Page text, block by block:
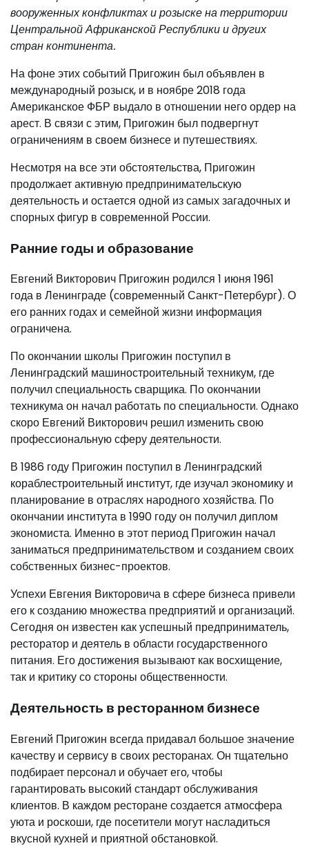
вооруженных конфликтах и розыске на территории
Центральной Африканской Республики и других
стран континента.
На фоне этих событий Пригожин был объявлен в
международный розыск, и в ноябре 2018 года
Американское ФБР выдало в отношении него ордер на
арест. В связи с этим, Пригожин был подвергнут
ограничениям в своем бизнесе и путешествиях.
Несмотря на все эти обстоятельства, Пригожин
продолжает активную предпринимательскую
деятельность и остается одной из самых загадочных и
спорных фигур в современной России.
Ранние годы и образование
Евгений Викторович Пригожин родился 1 июня 1961
года в Ленинграде (современный Санкт-Петербург). О
его ранних годах и семейной жизни информация
ограничена.
По окончании школы Пригожин поступил в
Ленинградский машиностроительный техникум, где
получил специальность сварщика. По окончании
техникума он начал работать по специальности. Однако
скоро Евгений Викторович решил изменить свою
профессиональную сферу деятельности.
В 1986 году Пригожин поступил в Ленинградский
кораблестроительный институт, где изучал экономику и
планирование в отраслях народного хозяйства. По
окончании института в 1990 году он получил диплом
экономиста. Именно в этот период Пригожин начал
заниматься предпринимательством и созданием своих
собственных бизнес-проектов.
Успехи Евгения Викторовича в сфере бизнеса привели
его к созданию множества предприятий и организаций.
Сегодня он известен как успешный предприниматель,
ресторатор и деятель в области государственного
питания. Его достижения вызывают как восхищение,
так и критику со стороны общественности.
Деятельность в ресторанном бизнесе
Евгений Пригожин всегда придавал большое значение
качеству и сервису в своих ресторанах. Он тщательно
подбирает персонал и обучает его, чтобы
гарантировать высокий стандарт обслуживания
клиентов. В каждом ресторане создается атмосфера
уюта и роскоши, где посетители могут насладиться
вкусной кухней и приятной обстановкой.